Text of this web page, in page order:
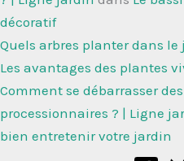
décoratif
Quels arbres planter dans
Les avantages des plantes
Comment se débarrasser
processionnaires ? | Ligne
bien entretenir votre jardin